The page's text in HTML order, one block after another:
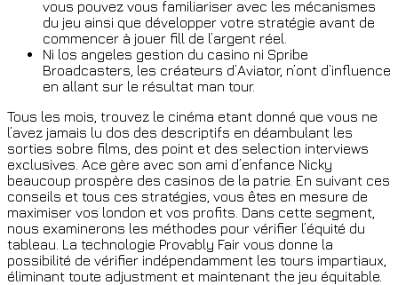
vous pouvez vous familiariser avec les mécanismes
du jeu ainsi que développer votre stratégie avant de
commencer à jouer fill de l’argent réel.
Ni los angeles gestion du casino ni Spribe
Broadcasters, les créateurs d’Aviator, n’ont d’influence
en allant sur le résultat man tour.
Tous les mois, trouvez le cinéma etant donné que vous ne
l’avez jamais lu dos des descriptifs en déambulant les
sorties sobre films, des point et des selection interviews
exclusives. Ace gère avec son ami d’enfance Nicky
beaucoup prospère des casinos de la patrie. En suivant ces
conseils et tous ces stratégies, vous êtes en mesure de
maximiser vos london et vos profits. Dans cette segment,
nous examinerons les méthodes pour vérifier l’équité du
tableau. La technologie Provably Fair vous donne la
possibilité de vérifier indépendamment les tours impartiaux,
éliminant toute adjustment et maintenant the jeu équitable.